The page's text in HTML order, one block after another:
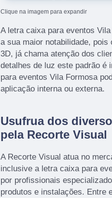
Clique na imagem para expandir
A letra caixa para eventos
a sua maior notabilidade,
3D, já chama atenção dos
detalhes de luz este padrão é
para eventos Vila Formosa
aplicação interna ou externa.
Usufrua dos
pela Recorte Visual
A Recorte Visual atua no
inclusive a letra caixa para
por profissionais
produtos e instalações. Entre